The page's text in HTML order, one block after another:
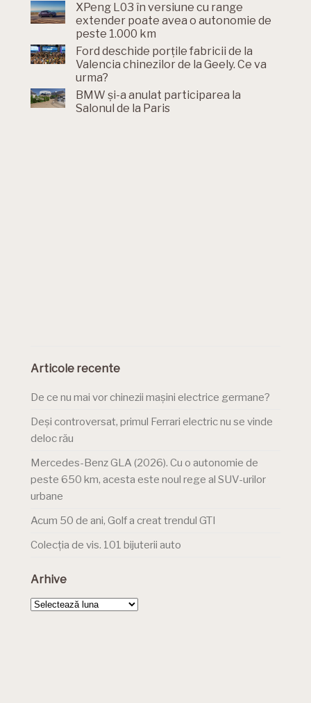
XPeng L03 în versiune cu range
extender poate avea o autonomie de
peste 1.000 km
Ford deschide porțile fabricii de la
Valencia chinezilor de la Geely. Ce va
urma?
BMW și-a anulat participarea la
Salonul de la Paris
Articole recente
De ce nu mai vor chinezii mașini electrice germane?
Deși controversat, primul Ferrari electric nu se vinde
deloc rău
Mercedes-Benz GLA (2026). Cu o autonomie de
peste 650 km, acesta este noul rege al SUV-urilor
urbane
Acum 50 de ani, Golf a creat trendul GTI
Colecția de vis. 101 bijuterii auto
Arhive
Arhive